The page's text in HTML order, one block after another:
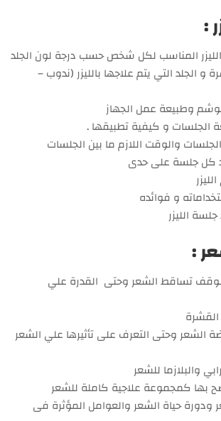
:
الليزر المناسب لكل شخص حسب درجة لون الجلد
الجلد التي يتم علاجها بالليزر (ندوب –
وطبيعة عمل الجهاز
الجلسات و كيفية تطبيقها .
والوقت اللازم ما بين الجلسات
كل جلسة على حدى
و فوائده
الليزر
:
تساقط الشعر وحتى القدرة علي
الشعر وحتى التعرف على تأثيرها علي الشعر
والبلازما للشعر
بها كمجموعة علاجية كاملة للشعر
ودورة حياة الشعر والعوامل المؤثرة فى